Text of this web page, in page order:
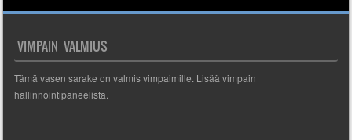
VIMPAIN VALMIUS
Tämä vasen sarake on valmis vimpaimille. Lisää vimpain
hallinnointipaneelista.